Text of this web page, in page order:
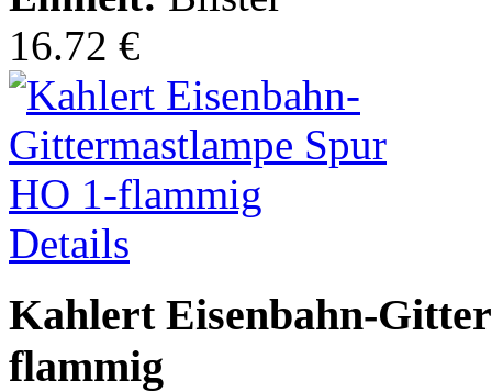
16.72 €
Details
Kahlert Eisenbahn-
flammig